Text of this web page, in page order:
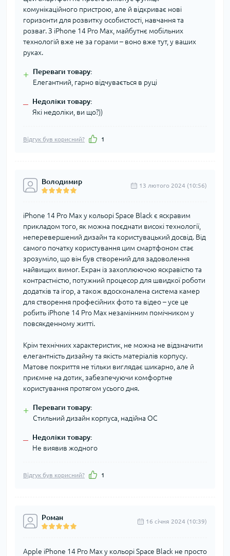
комунікаційного пристрою, але й відкриває нові
горизонти для розвитку особистості, навчання та
розваг. З iPhone 14 Pro Max, майбутнє мобільних
технологій вже не за горами – воно вже тут, у ваших
руках.
+ Переваги товару:
Елегантний, гарно відчувається в руці
– Недоліки товару:
Які недоліки, ви що?))
Відгук був корисний? 1
Володимир 13 лютого 2024 (10:56)
iPhone 14 Pro Max у кольорі Space Black є яскравим
прикладом того, як можна поєднати високі технології,
неперевершений дизайн та користувацький досвід. Від
самого початку користування цим смартфоном стає
зрозуміло, що він був створений для задоволення
найвищих вимог. Екран із захоплюючою яскравістю та
контрастністю, потужний процесор для швидкої роботи
додатків та ігор, а також вдосконалена система камер
для створення професійних фото та відео – усе це
робить iPhone 14 Pro Max незамінним помічником у
повсякденному житті.
Крім технічних характеристик, не можна не відзначити
елегантність дизайну та якість матеріалів корпусу.
Матове покриття не тільки виглядає шикарно, але й
приємне на дотик, забезпечуючи комфортне
користування протягом усього дня.
+ Переваги товару:
Стильний дизайн корпуса, надійна ОС
– Недоліки товару:
Не виявив жодного
Відгук був корисний? 1
Роман 16 cічня 2024 (10:39)
Apple iPhone 14 Pro Max у кольорі Space Black не просто